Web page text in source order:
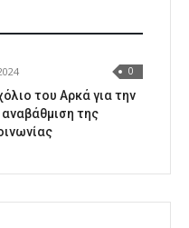
0
του Αρκά για την
αναβάθμιση της